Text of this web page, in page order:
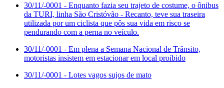
30/11/-0001 - Enquanto fazia seu trajeto de costume, o ônibus
da TURI, linha São Cristóvão - Recanto, teve sua traseira
utilizada por um ciclista que pôs sua vida em risco se
pendurando com a perna no veículo.
30/11/-0001 - Em plena a Semana Nacional de Trânsito,
motoristas insistem em estacionar em local proibido
30/11/-0001 - Lotes vagos sujos de mato